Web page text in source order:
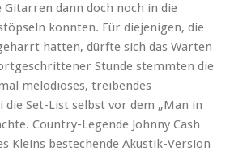
Gitarren dann doch noch in die
konnten. Für diejenigen, die
hatten, dürfte sich das Warten
Stunde stemmten die
melodiöses, treibendes
die Set-List selbst vor dem „Man in
Country-Legende Johnny Cash
Kleins bestechende Akustik-Version